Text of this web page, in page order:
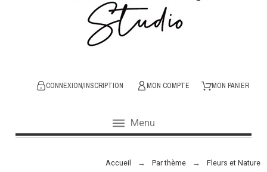
CONNEXION/INSCRIPTION MON COMPTE MON PANIER
Menu
Accueil Par thème
Fleurs et Nature